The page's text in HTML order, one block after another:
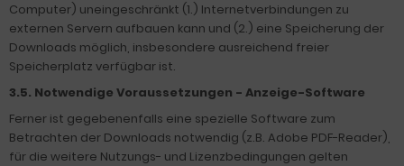
Computer) uneingeschränkt (1.) Internetverbindungen zu
externen Servern aufbauen kann und (2.) eine Speicherung der
Downloads möglich, insbesondere ausreichend freier
Speicherplatz verfügbar ist.
3.5. Notwendige Voraussetzungen - Anzeige-Software
Ferner ist gegebenenfalls eine spezielle Software zum
Betrachten der Downloads notwendig (z.B. Adobe PDF-Reader),
für die weitere Nutzungs- und Lizenzbedingungen gelten